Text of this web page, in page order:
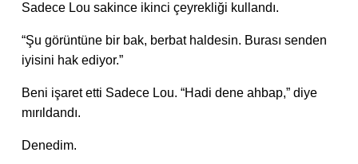
Sadece Lou sakince ikinci çeyrekliği kullandı.
“Şu görüntüne bir bak, berbat haldesin. Burası senden
iyisini hak ediyor.”
Beni işaret etti Sadece Lou. “Hadi dene ahbap,” diye
mırıldandı.
Denedim.